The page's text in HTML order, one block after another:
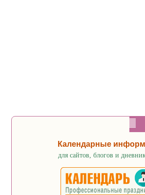
Календарные
для сайтов, блогов и